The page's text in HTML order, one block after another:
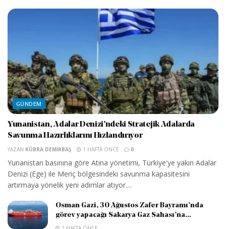
GÜNDEM
Yunanistan, Adalar Denizi’ndeki Stratejik Adalarda
Savunma Hazırlıklarını Hızlandırıyor
YAZAN KÜBRA DEMIRBAŞ 1 HAFTA ÖNCE 0
Yunanistan basınına göre Atina yönetimi, Türkiye'ye yakın Adalar
Denizi (Ege) ile Meriç bölgesindeki savunma kapasitesini
artırmaya yönelik yeni adımlar atıyor....
Osman Gazi, 30 Ağustos Zafer Bayramı’nda
görev yapacağı Sakarya Gaz Sahası’na...